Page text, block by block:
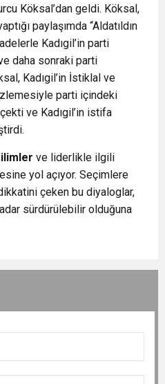
Köksal’dan geldi. Köksal,
paylaşımda “Aldatıldın
Kadıgil’in parti
daha sonraki parti
Kadıgil’in İstiklal ve
parti içindeki
ve Kadıgil’in istifa
ve liderlikle ilgili
yol açıyor. Seçimlere
çeken bu diyaloglar,
sürdürülebilir olduğuna